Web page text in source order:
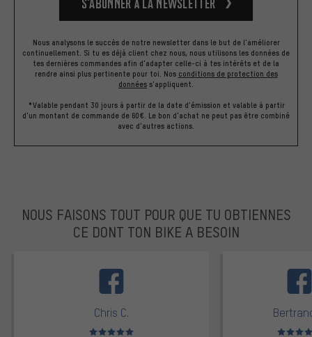
Nous analysons le succès de notre newsletter dans le but de l'améliorer
continuellement. Si tu es déjà client chez nous, nous utilisons les données de
tes dernières commandes afin d'adapter celle-ci à tes intérêts et de la
rendre ainsi plus pertinente pour toi. Nos conditions de protection des
données s'appliquent.
*Valable pendant 30 jours à partir de la date d'émission et valable à partir
d'un montant de commande de 60€. Le bon d'achat ne peut pas être combiné
avec d'autres actions.
NOUS FAISONS TOUT POUR QUE TU OBTIENNES
CE DONT TON BIKE A BESOIN
Chris C.
Note moyenne : 5 sur 5 Note